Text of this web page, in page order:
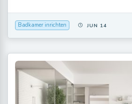
Badkamer inrichten JUN 14